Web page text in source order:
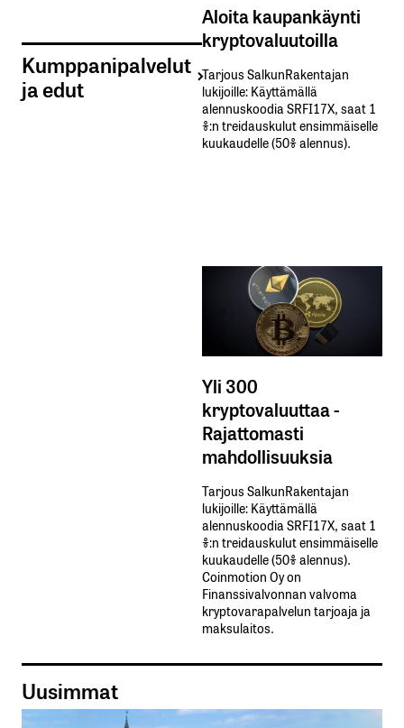
Kumppanipalvelut
ja edut
Aloita kaupankäynti
kryptovaluutoilla
Tarjous SalkunRakentajan
lukijoille: Käyttämällä​ ​
alennuskoodia​ ​SRFI17X,​ ​saat​ ​1
%:n treidauskulut​ ​ensimmäiselle​ ​
kuukaudelle​ ​(50%​ ​alennus).
Yli 300
kryptovaluuttaa -
Rajattomasti
mahdollisuuksia
Tarjous SalkunRakentajan
lukijoille: Käyttämällä​ ​
alennuskoodia​ ​SRFI17X,​ ​saat​ ​1
%:n treidauskulut​ ​ensimmäiselle​ ​
kuukaudelle​ ​(50%​ ​alennus).
Coinmotion Oy on
Finanssivalvonnan valvoma
kryptovarapalvelun tarjoaja ja
maksulaitos.
Uusimmat